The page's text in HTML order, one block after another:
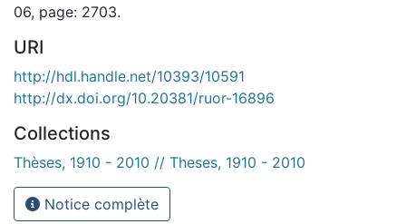
06, page: 2703.
URI
http://hdl.handle.net/10393/10591
http://dx.doi.org/10.20381/ruor-16896
Collections
Thèses, 1910 - 2010 // Theses, 1910 - 2010
Notice complète